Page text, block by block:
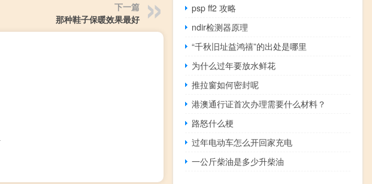
下一篇
那种鞋子保暖效果最好
psp ff2 攻略
ndir检测器原理
“千秋旧址益鸿禧”的出处是哪里
为什么过年要放水鲜花
推拉窗如何密封呢
港澳通行证首次办理需要什么材料？
路怒什么梗
过年电动车怎么开回家充电
一公斤柴油是多少升柴油